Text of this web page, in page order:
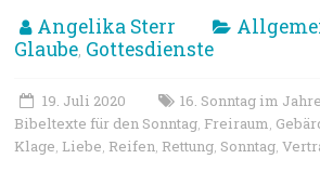
Angelika Sterr
Glaube, Gottesdienste
19. Juli 2020 16. Sonntag im
Bibeltexte für den Sonntag, Freiraum,
Klage, Liebe, Reifen, Rettung, Sonntag,